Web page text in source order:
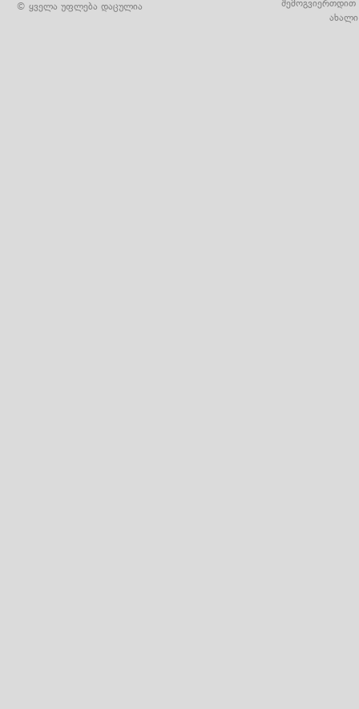
© ყველა უფლება დაცულია
შემოგვიერთდით
ახალი